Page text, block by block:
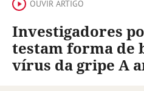
OUVIR ARTIGO
Investigadores
testam forma de
vírus da gripe A